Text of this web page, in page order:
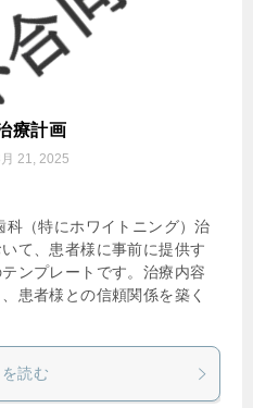
療計画
21, 2025
（特にホワイトニング）治
て、患者様に事前に提供す
ンプレートです。治療内容
患者様との信頼関係を築く
読む